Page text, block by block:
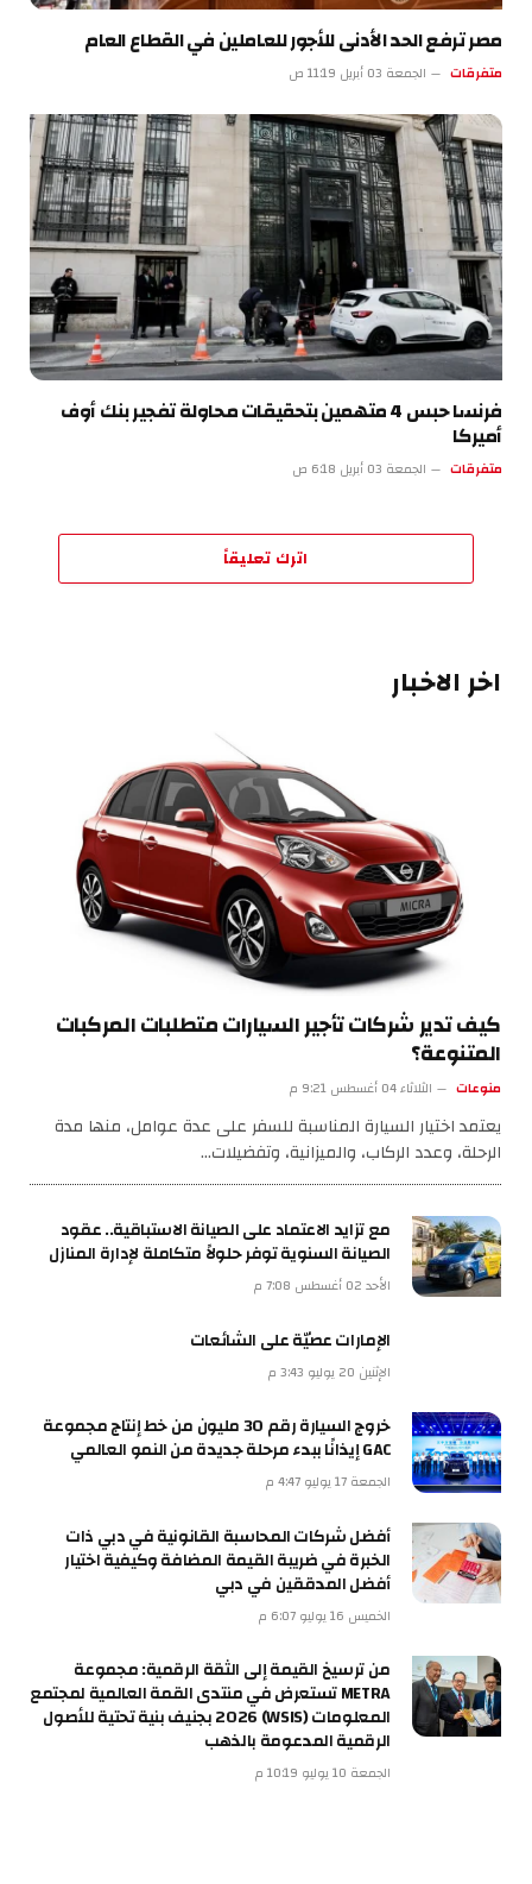
مصر ترفع الحد الأدنى للأجور للعاملين في القطاع العام
متفرقات الجمعة 03 أبريل 11:19 ص
فرنسا حبس 4 متهمين بتحقيقات محاولة تفجير بنك أوف
أميركا
متفرقات الجمعة 03 أبريل 6:18 ص
اترك تعليقاً
اخر الاخبار
كيف تدير شركات تأجير السيارات متطلبات المركبات
المتنوعة؟
منوعات الثلاثاء 04 أغسطس 9:21 م
يعتمد اختيار السيارة المناسبة للسفر على عدة عوامل، منها مدة
الرحلة، وعدد الركاب، والميزانية، وتفضيلات…
مع تزايد الاعتماد على الصيانة الاستباقية.. عقود
الصيانة السنوية توفر حلولاً متكاملة لإدارة المنازل
الأحد 02 أغسطس 7:08 م
الإمارات عصيّة على الشائعات
الإثنين 20 يوليو 3:43 م
خروج السيارة رقم 30 مليون من خط إنتاج مجموعة
GAC إيذانًا ببدء مرحلة جديدة من النمو العالمي
الجمعة 17 يوليو 4:47 م
أفضل شركات المحاسبة القانونية في دبي ذات
الخبرة في ضريبة القيمة المضافة وكيفية اختيار
أفضل المدققين في دبي
الخميس 16 يوليو 6:07 م
من ترسيخ القيمة إلى الثقة الرقمية: مجموعة
METRA تستعرض في منتدى القمة العالمية لمجتمع
المعلومات (WSIS) 2026 بجنيف بنية تحتية للأصول
الرقمية المدعومة بالذهب
الجمعة 10 يوليو 10:19 م